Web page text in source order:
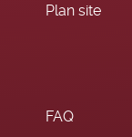
Plan site
FAQ